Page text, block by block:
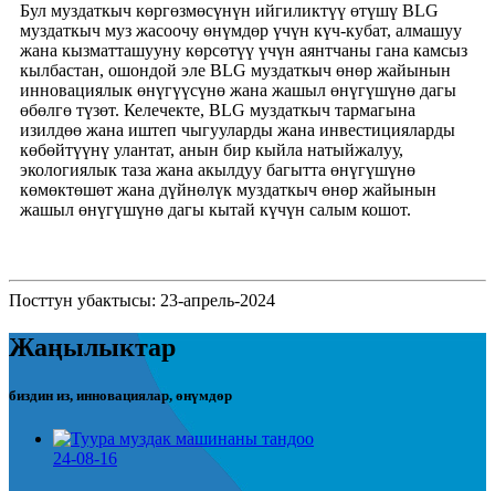
Бул муздаткыч көргөзмөсүнүн ийгиликтүү өтүшү BLG
муздаткыч муз жасоочу өнүмдөр үчүн күч-кубат, алмашуу
жана кызматташууну көрсөтүү үчүн аянтчаны гана камсыз
кылбастан, ошондой эле BLG муздаткыч өнөр жайынын
инновациялык өнүгүүсүнө жана жашыл өнүгүшүнө дагы
өбөлгө түзөт. Келечекте, BLG муздаткыч тармагына
изилдөө жана иштеп чыгууларды жана инвестицияларды
көбөйтүүнү улантат, анын бир кыйла натыйжалуу,
экологиялык таза жана акылдуу багытта өнүгүшүнө
көмөктөшөт жана дүйнөлүк муздаткыч өнөр жайынын
жашыл өнүгүшүнө дагы кытай күчүн салым кошот.
Посттун убактысы: 23-апрель-2024
Жаңылыктар
биздин из, инновациялар, өнүмдөр
24-08-16